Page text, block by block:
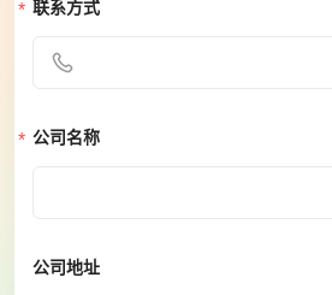
联系方式
公司名称
公司地址